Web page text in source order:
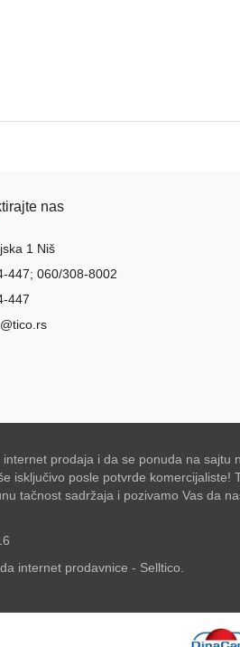
nas
1 Niš
447; 060/308-8002
447
prodaja i da se ponuda na
posle potvrde
tačnost sadržaja i pozivamo Vas da
internet prodavnice - Selltico.